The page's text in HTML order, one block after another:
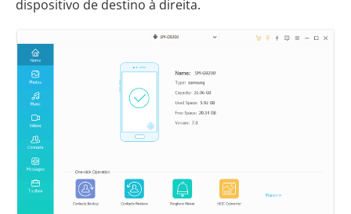
dispositivo de destino à direita.